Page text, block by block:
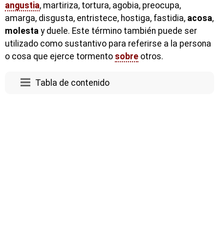
angustia, martiriza, tortura, agobia, preocupa,
amarga, disgusta, entristece, hostiga, fastidia, acosa,
molesta y duele. Este término también puede ser
utilizado como sustantivo para referirse a la persona
o cosa que ejerce tormento sobre otros.
Tabla de contenido